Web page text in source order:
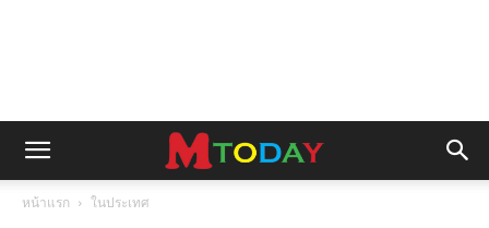
หน้าแรก ในประเทศ